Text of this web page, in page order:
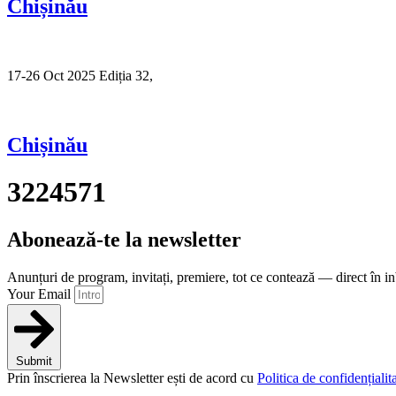
Chișinău
17-26 Oct 2025 Ediția 32,
Chișinău
3224571
Abonează-te la newsletter
Anunțuri de program, invitați, premiere, tot ce contează — direct în
Your Email
Submit
Prin înscrierea la Newsletter ești de acord cu Politica de